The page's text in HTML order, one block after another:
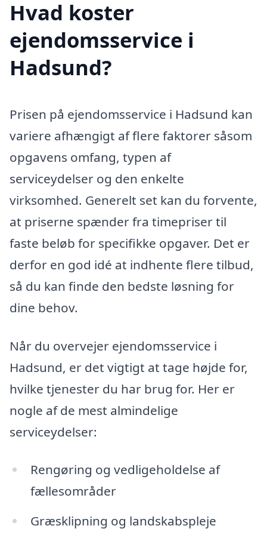
Hvad koster
ejendomsservice i
Hadsund?
Prisen på ejendomsservice i Hadsund kan
variere afhængigt af flere faktorer såsom
opgavens omfang, typen af
serviceydelser og den enkelte
virksomhed. Generelt set kan du forvente,
at priserne spænder fra timepriser til
faste beløb for specifikke opgaver. Det er
derfor en god idé at indhente flere tilbud,
så du kan finde den bedste løsning for
dine behov.
Når du overvejer ejendomsservice i
Hadsund, er det vigtigt at tage højde for,
hvilke tjenester du har brug for. Her er
nogle af de mest almindelige
serviceydelser:
Rengøring og vedligeholdelse af
fællesområder
Græsklipning og landskabspleje